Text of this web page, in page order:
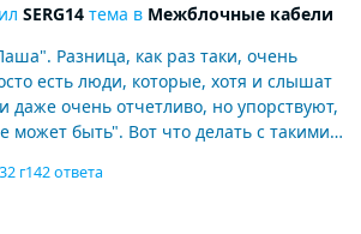
и iPad ом все играет прекрасно.
SERG14тема в Межблочные кабели
таки, очень
есть люди, которые, хотя и слышат
даже очень отчетливо, но упорствуют,
может быть". Вот что делать с такими
2 г142 ответа